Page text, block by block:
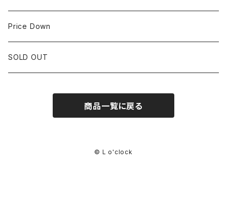
35mm~39.9mm
40mm~
HIRSCHベルト
SSブレスレット
Price Down
SOLD OUT
商品一覧に戻る
© L o'clock